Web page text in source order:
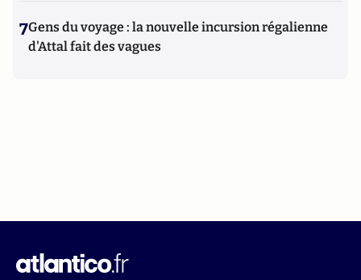
7Gens du voyage : la nouvelle incursion régalienne
d'Attal fait des vagues